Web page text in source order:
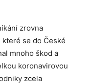
zrovna
se do České
mnoho škod a
koronavirovou
zcela